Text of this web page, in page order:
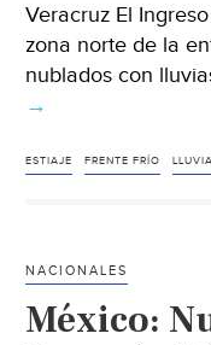
Veracruz El
zona norte de la
nublados con
Veracruz:
frío
moderadas
en
→
ESTIAJE FRENTE FRÍO
NACIONALES
México: